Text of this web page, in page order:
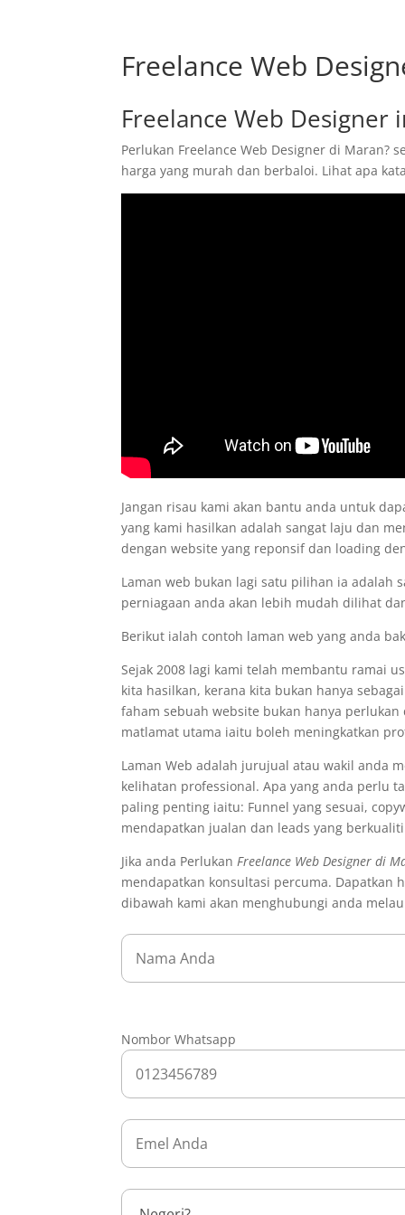
Freelance Web
Freelance Web Designer
Perlukan Freelance Web Designer di Maran?
harga yang murah dan berbaloi. Lihat apa
Jangan risau kami akan bantu anda untuk
yang kami hasilkan adalah sangat laju dan
dengan website yang reponsif dan loading
Laman web bukan lagi satu pilihan ia adalah
perniagaan anda akan lebih mudah dilihat
Berikut ialah contoh laman web yang anda
Sejak 2008 lagi kami telah membantu ramai
kita hasilkan, kerana kita bukan hanya
faham sebuah website bukan hanya
matlamat utama iaitu boleh meningkatkan
Laman Web adalah jurujual atau wakil anda
kelihatan professional. Apa yang anda perlu
paling penting iaitu: Funnel yang sesuai,
mendapatkan jualan dan leads yang
Jika anda PerlukanFreelance Web Designer di
mendapatkan konsultasi percuma. Dapatkan
dibawah kami akan menghubungi anda
Nombor Whatsapp